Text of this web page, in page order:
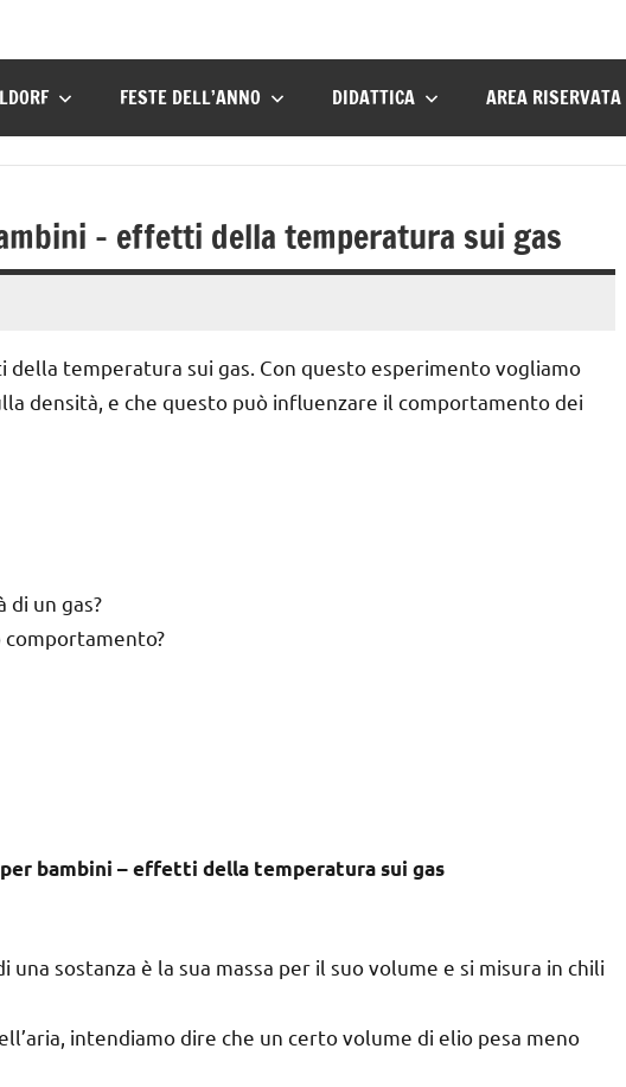
FESTE DELL’ANNO DIDATTICA AREA RISERVATA
– effetti della temperatura sui gas
temperatura sui gas. Con questo esperimento vogliamo
densità, e che questo può influenzare il comportamento dei
di un gas?
comportamento?
bambini – effetti della temperatura sui gas
una sostanza è la sua massa per il suo volume e si misura in chili
intendiamo dire che un certo volume di elio pesa meno